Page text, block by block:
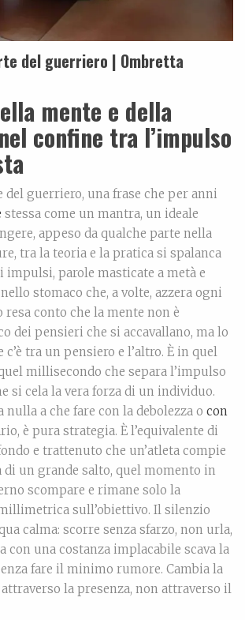
del guerriero | Ombretta
mente e della
confine tra l’impulso
del guerriero, una frase che per anni
stessa come un mantra, un ideale
appeso da qualche parte nella
tra la teoria e la pratica si spalanca
impulsi, parole masticate a metà e
stomaco che, a volte, azzera ogni
conto che la mente non è
dei pensieri che si accavallano, ma lo
c’è tra un pensiero e l’altro. È in quel
millisecondo che separa l’impulso
si cela la vera forza di un individuo.
a che fare con la debolezza o con
è pura strategia. È l’equivalente di
e trattenuto che un’atleta compie
un grande salto, quel momento in
scompare e rimane solo la
sull’obiettivo. Il silenzio
calma: scorre senza sfarzo, non urla,
con una costanza implacabile scava la
fare il minimo rumore. Cambia la
la presenza, non attraverso il